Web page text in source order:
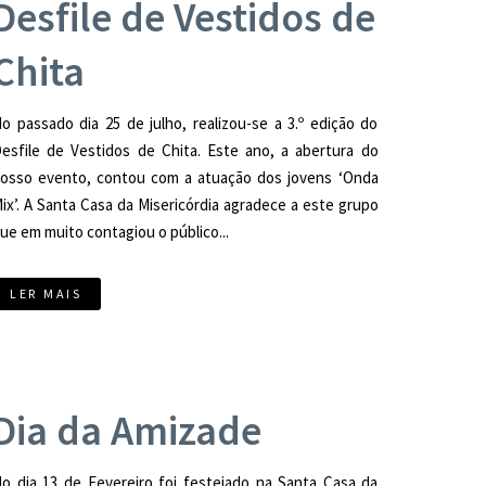
de Vestidos de
passado dia 25 de julho, realizou-se a 3.º edição do
de Vestidos de Chita. Este ano, a abertura do
evento, contou com a atuação dos jovens ‘Onda
A Santa Casa da Misericórdia agradece a este grupo
em muito contagiou o público...
LER MAIS
da Amizade